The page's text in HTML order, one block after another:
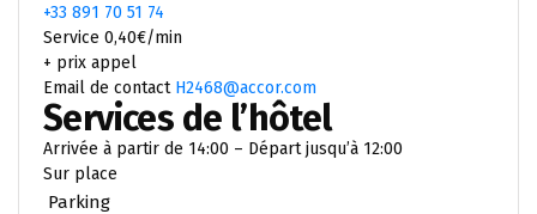
+33 891 70 51 74
Service 0,40€/min
+ prix appel
Email de contact H2468@accor.com
Services de l’hôtel
Arrivée à partir de 14:00 – Départ jusqu’à 12:00
Sur place
Parking